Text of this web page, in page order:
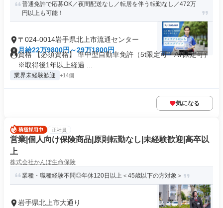
普通免許で応募OK／夜間配送なし／転居を伴う転勤なし／472万
円以上も可能！
〒024-0014岩手県北上市流通センター
月給22万9800円～29万1800円
資格 【必須資格】 準中型自動車免許（5t限定可・AT限定可）
※取得後1年以上経過 ...
業界未経験歓迎 +14個
気になる
正社員
営業|個人向け保険商品|原則転勤なし|未経験歓迎|高卒以
上
株式会社かんぽ生命保険
業種・職種経験不問◎年休120日以上＜45歳以下の方対象＞
岩手県北上市大通り